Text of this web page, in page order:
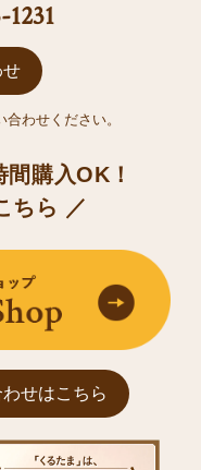
せ
わせください。
購入OK！
ちら ／
せはこちら